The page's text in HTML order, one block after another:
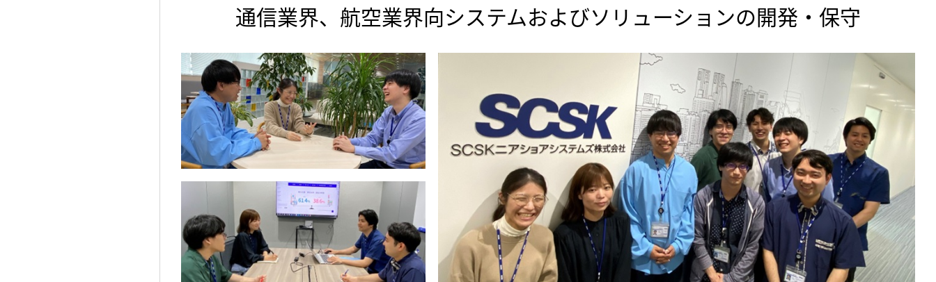
通信業界、航空業界向システムおよびソリューションの開発・保守